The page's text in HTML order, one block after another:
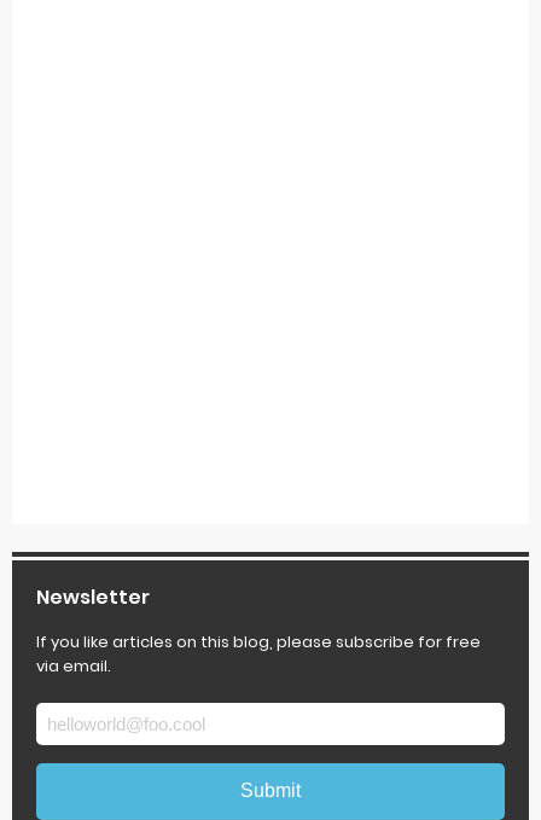
Newsletter
If you like articles on this blog, please subscribe for free
via email.